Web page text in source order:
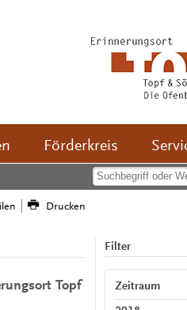
Förderkreis
Drucken
Topf
Filter
Zeitraum